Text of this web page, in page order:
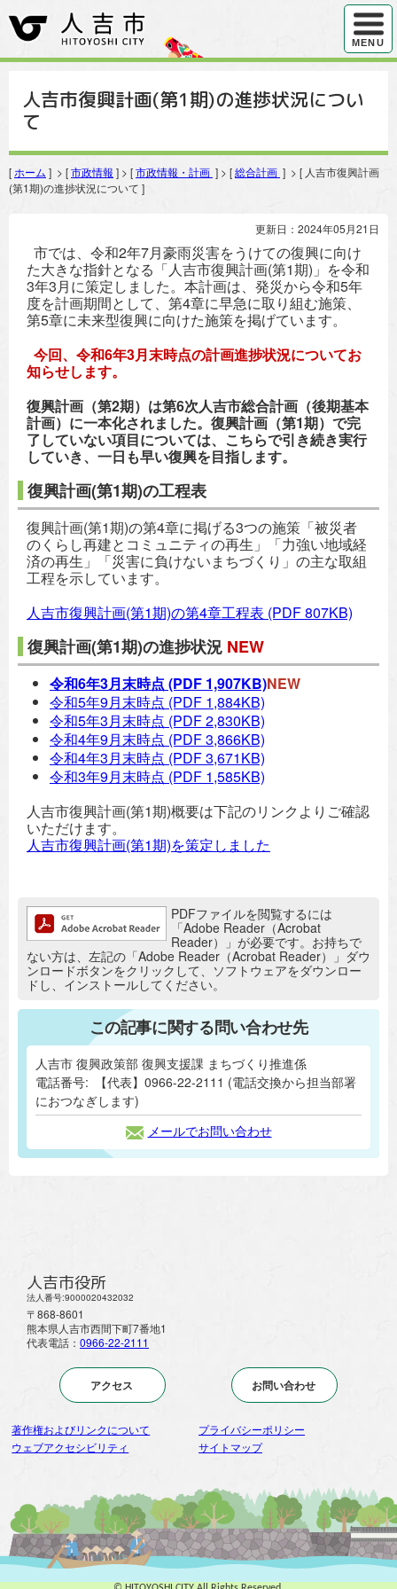
ハンバ
MENU
人吉市復興計画(第1期)の進捗状況につい
て
[ ホーム ] > [市政情報 ] > [市政情報・計画 ] > [総合計画 ] > [ 人吉市復興計画
(第1期)の進捗状況について ]
更新日：2024年05月21日
市では、令和2年7月豪雨災害をうけての復興に向け
た大きな指針となる「人吉市復興計画(第1期)」を令和
3年3月に策定しました。本計画は、発災から令和5年
度を計画期間として、第4章に早急に取り組む施策、
第5章に未来型復興に向けた施策を掲げています。
今回、令和6年3月末時点の計画進捗状況についてお
知らせします。
復興計画（第2期）は第6次人吉市総合計画（後期基本
計画）に一本化されました。 復興計画（第1期）で完
了していない項目については、こちらで引き続き実行
していき、一日も早い復興を目指します。
復興計画(第1期)の工程表
復興計画(第1期)の第4章に掲げる3つの施策「被災者
のくらし再建とコミュニティの再生」「力強い地域経
済の再生」「災害に負けないまちづくり」の主な取組
工程を示しています。
人吉市復興計画(第1期)の第4章工程表 (PDF 807KB)
復興計画(第1期)の進捗状況 NEW
令和6年3月末時点 (PDF 1,907KB)NEW
令和5年9月末時点 (PDF 1,884KB)
令和5年3月末時点 (PDF 2,830KB)
令和4年9月末時点 (PDF 3,866KB)
令和4年3月末時点 (PDF 3,671KB)
令和3年9月末時点 (PDF 1,585KB)
人吉市復興計画(第1期)概要は下記のリンクよりご確認
いただけます。
人吉市復興計画(第1期)を策定しました
追加情報：PDFファイルPDFファイルを閲覧するには
「Adobe Reader（Acrobat
Reader）」が必要です。お持ちで
ない方は、左記の「Adobe Reader（Acrobat Reader）」ダウ
ンロードボタンをクリックして、ソフトウェアをダウンロー
ドし、インストールしてください。
この記事に関する問い合わせ先
人吉市 復興政策部 復興支援課 まちづくり推進係
電話番号:
【代表】0966-22-2111 (電話交換から担当部署
におつなぎします)
メールでお問い合わせ
人吉市役所
法人番号:9000020432032
〒868-8601
熊本県人吉市西間下町7番地1
代表電話： 0966-22-2111
アクセス お問い合わせ
著作権およびリンクについて
プライバシーポリシー
ウェブアクセシビリティ
サイトマップ